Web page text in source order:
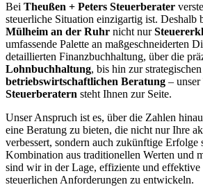
Bei Theußen + Peters Steuerberater
steuerliche Situation einzigartig ist. Deshalb
Mülheim an der Ruhr nicht nur
umfassende Palette an maßgeschneiderten
detaillierten Finanzbuchhaltung, über die
Lohnbuchhaltung, bis hin zur strategischen
betriebswirtschaftlichen Beratung – unser
Steuerberatern steht Ihnen zur Seite.
Unser Anspruch ist es, über die Zahlen
eine Beratung zu bieten, die nicht nur Ihre
verbessert, sondern auch zukünftige Erfolge
Kombination aus traditionellen Werten und
sind wir in der Lage, effiziente und
steuerlichen Anforderungen zu entwickeln.